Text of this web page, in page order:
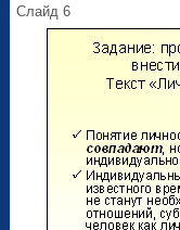
Слайд 6